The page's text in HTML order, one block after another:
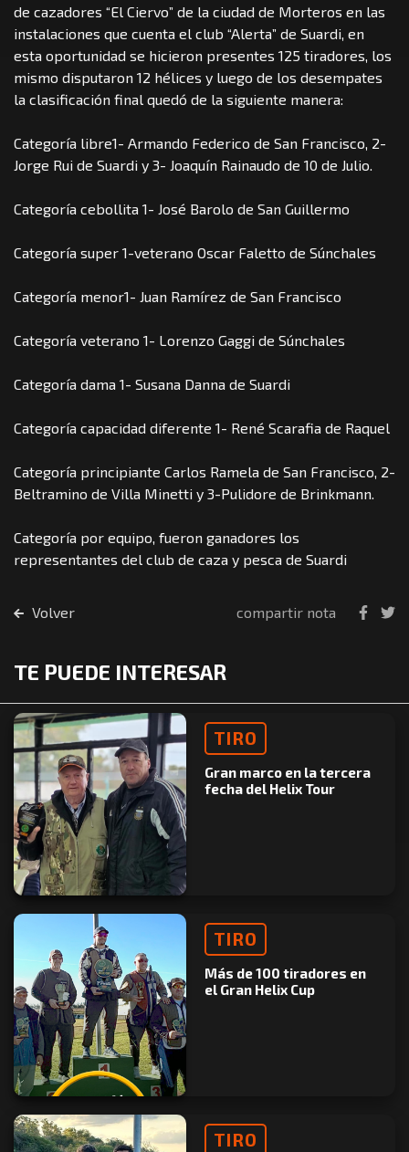
de cazadores “El Ciervo” de la ciudad de Morteros en las
instalaciones que cuenta el club “Alerta” de Suardi, en
esta oportunidad se hicieron presentes 125 tiradores, los
mismo disputaron 12 hélices y luego de los desempates
la clasificación final quedó de la siguiente manera:
Categoría libre1- Armando Federico de San Francisco, 2-
Jorge Rui de Suardi y 3- Joaquín Rainaudo de 10 de Julio.
Categoría cebollita 1- José Barolo de San Guillermo
Categoría super 1-veterano Oscar Faletto de Súnchales
Categoría menor1- Juan Ramírez de San Francisco
Categoría veterano 1- Lorenzo Gaggi de Súnchales
Categoría dama 1- Susana Danna de Suardi
Categoría capacidad diferente 1- René Scarafia de Raquel
Categoría principiante Carlos Ramela de San Francisco, 2-
Beltramino de Villa Minetti y 3-Pulidore de Brinkmann.
Categoría por equipo, fueron ganadores los
representantes del club de caza y pesca de Suardi
Volver compartir nota
TE PUEDE INTERESAR
TIRO
Gran marco en la tercera
fecha del Helix Tour
TIRO
Más de 100 tiradores en
el Gran Helix Cup
TIRO